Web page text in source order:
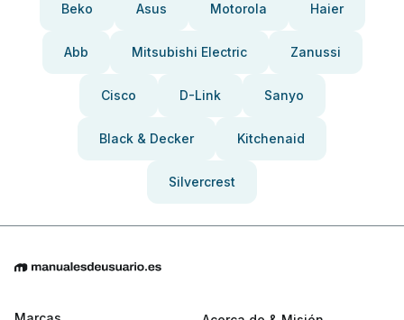
Beko Asus Motorola Haier
Abb Mitsubishi Electric Zanussi
Cisco D-Link Sanyo
Black & Decker Kitchenaid
Silvercrest